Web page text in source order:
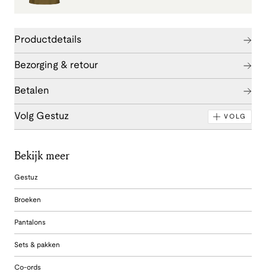
Productdetails
Bezorging & retour
Betalen
Volg Gestuz VOLG
Bekijk meer
Gestuz
Broeken
Pantalons
Sets & pakken
Co-ords